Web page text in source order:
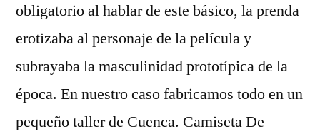
obligatorio al hablar de este básico, la prenda
erotizaba al personaje de la película y
subrayaba la masculinidad prototípica de la
época. En nuestro caso fabricamos todo en un
pequeño taller de Cuenca. Camiseta De